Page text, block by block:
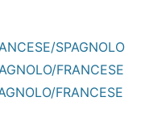
SPAGNOLO
FRANCESE
FRANCESE